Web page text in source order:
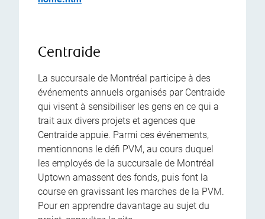
Centraide
La succursale de Montréal participe à des
événements annuels organisés par Centraide
qui visent à sensibiliser les gens en ce qui a
trait aux divers projets et agences que
Centraide appuie. Parmi ces événements,
mentionnons le défi PVM, au cours duquel
les employés de la succursale de Montréal
Uptown amassent des fonds, puis font la
course en gravissant les marches de la PVM.
Pour en apprendre davantage au sujet du